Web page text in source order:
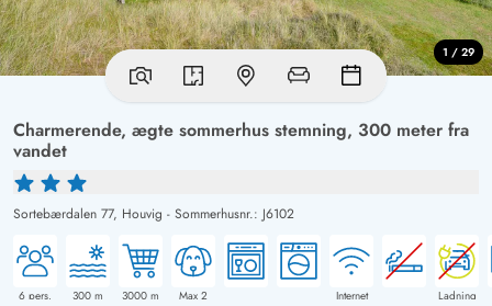
Charmerende, ægte sommerhus stemning, 300 meter fra
vandet
Sortebærdalen 77, Houvig - Sommerhusnr.: J6102
6 pers. 300 m 3000 m Max 2 Internet Ladning
1 / 29